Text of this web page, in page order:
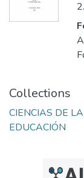
Collections
CIENCIAS DE
EDUCACIÓN